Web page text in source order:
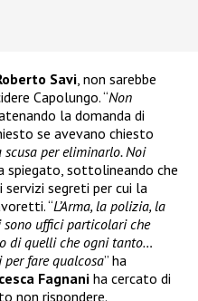
Savi, non sarebbe
Capolungo. “Non
la domanda di
se avevano chiesto
scusa per eliminarlo. Noi
spiegato, sottolineando che
servizi segreti per cui la
“L’Arma, la polizia, la
sono uffici particolari che
di quelli che ogni tanto…
fare qualcosa” ha
Fagnaniha cercato di
non rispondere.